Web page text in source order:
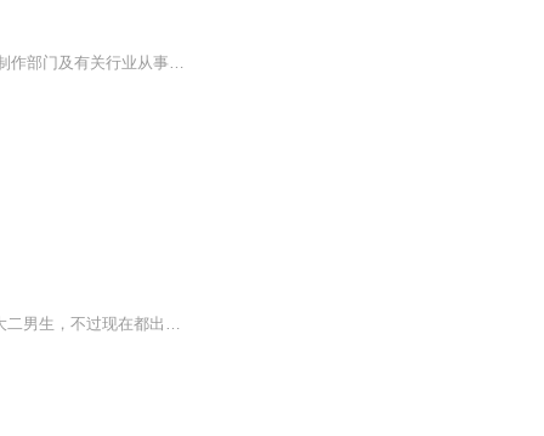
本专业培养具备电视传播和影视艺术基本理论及影视摄制的较高能力，能在影视系统、影视制作部门及有关行业从事影视剧、文艺节目、广告和纪录片等的摄影创作工作的专门人才。
含州师范大学，男生宿舍楼，651室，门锁着，灯熄着，空无一人。 这间寝室住着三个大二男生，不过现在都出去上网了。 没有人在，可奇怪的是，桌上那台黑色的电视机却是开着的，孤零零的闪烁着幽蓝的光。 没有声音，只有画面，仿佛是一个静默在黑暗中的哑巴，无声无息的比比划划着什么。 屏幕上的东西，你看到了一定会害怕！